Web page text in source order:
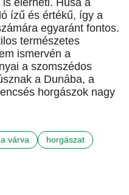
elérheti. Húsa a
ízű és értékű, így a
egyaránt fontos.
természetes
ismervén a
a szomszédos
a Dunába, a
horgászok nagy
várva horgászat